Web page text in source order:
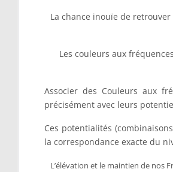
La chance inouïe de
Les couleurs aux
Associer des Couleurs aux
précisément avec leurs
Ces potentialités
la correspondance exacte du
L’élévation et le maintien de nos